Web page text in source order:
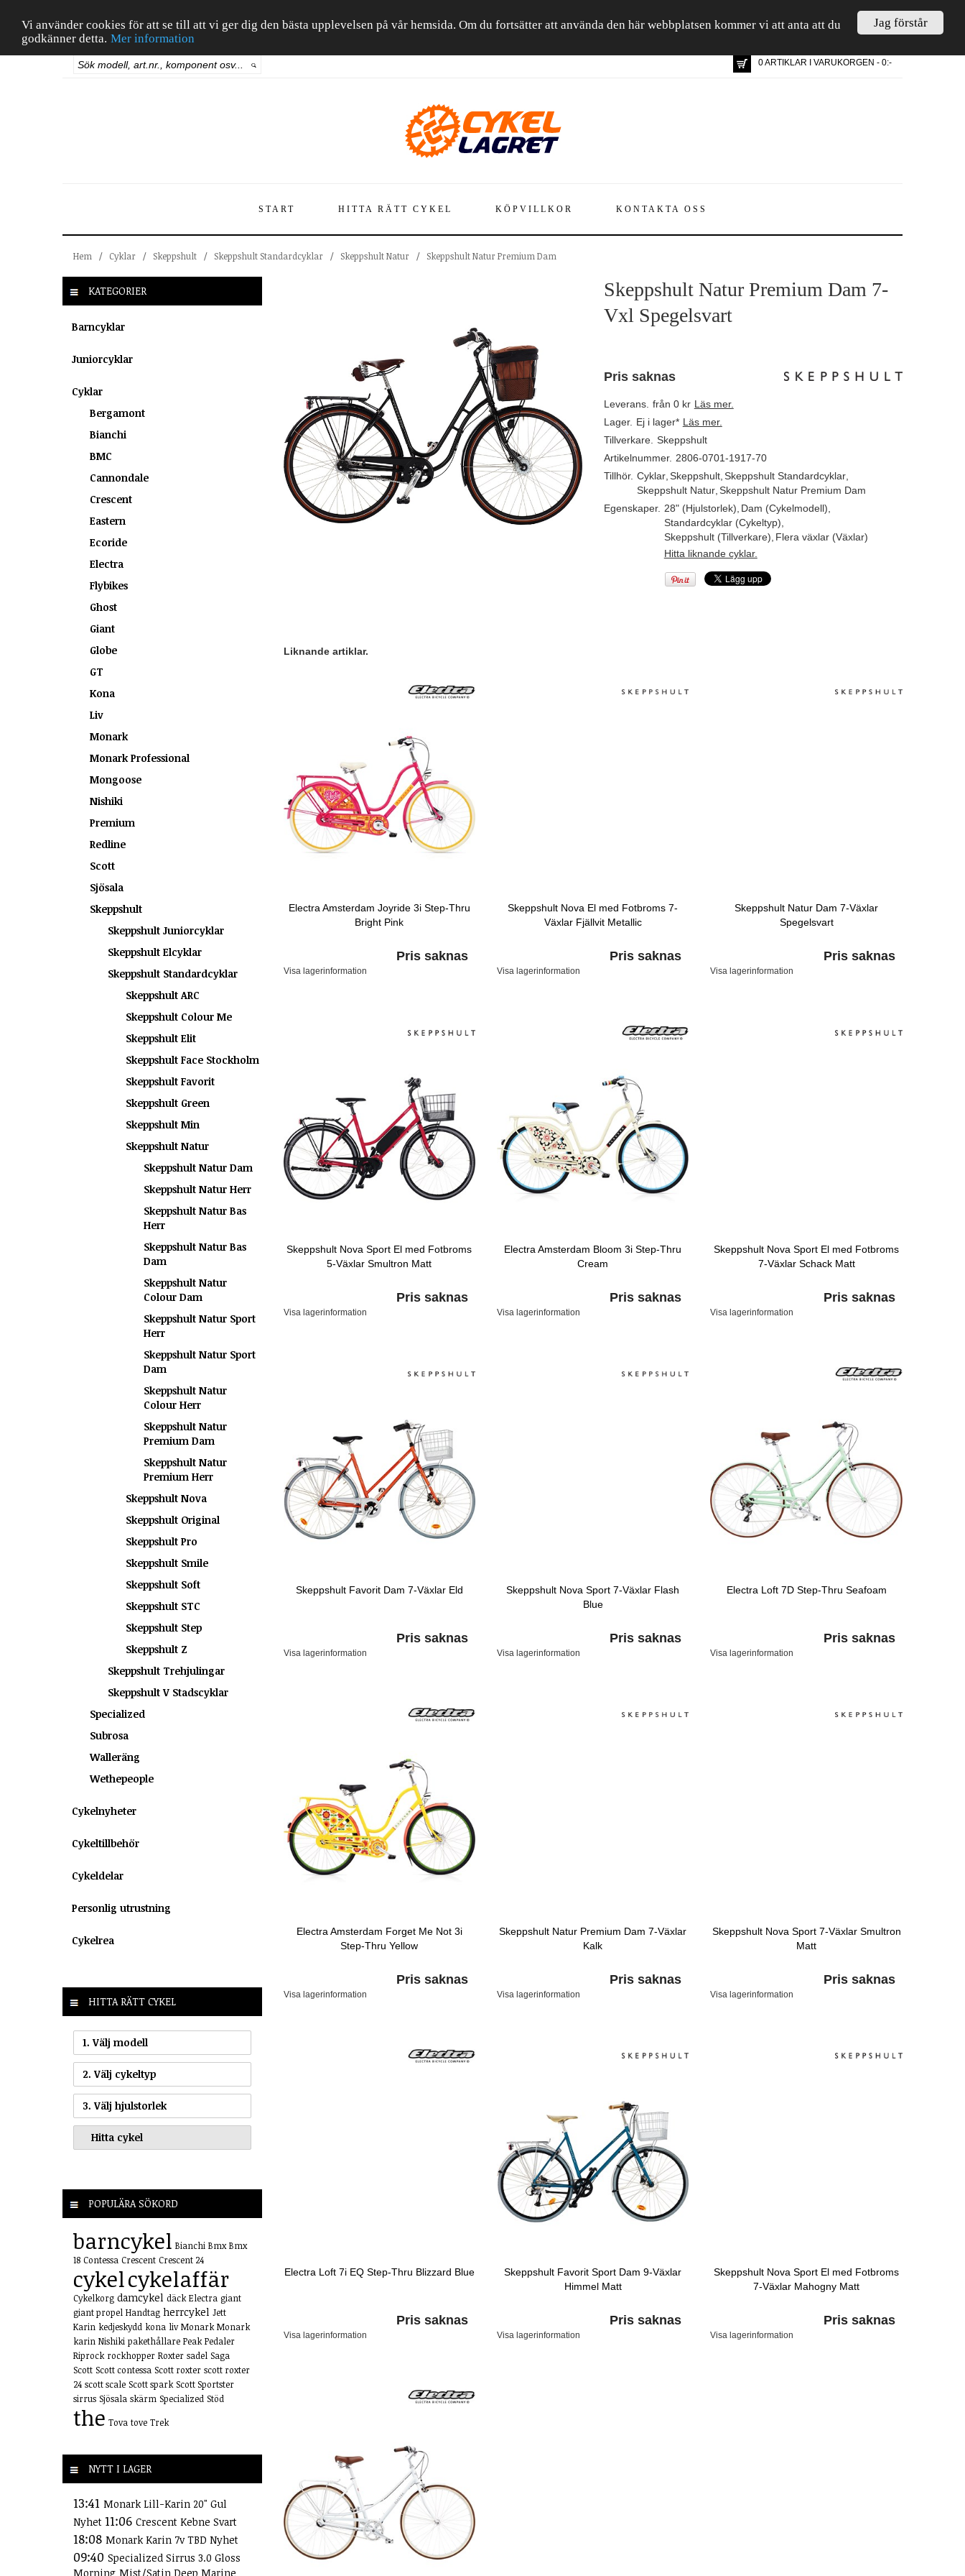
Jag förstår
Vi använder cookies för att se till att vi ger dig den bästa upplevelsen på vår hemsida. Om du fortsätter att använda den här webbplatsen kommer vi att anta att du
godkänner detta. Mer information
0 ARTIKLAR I VARUKORGEN - 0:-
START HITTA RÄTT CYKEL KÖPVILLKOR KONTAKTA OSS
Hem / Cyklar / Skeppshult / Skeppshult Standardcyklar / Skeppshult Natur / Skeppshult Natur Premium Dam
KATEGORIER
Barncyklar
Juniorcyklar
Cyklar
Bergamont
Bianchi
BMC
Cannondale
Crescent
Eastern
Ecoride
Electra
Flybikes
Ghost
Giant
Globe
GT
Kona
Liv
Monark
Monark Professional
Mongoose
Nishiki
Premium
Redline
Scott
Sjösala
Skeppshult
Skeppshult Juniorcyklar
Skeppshult Elcyklar
Skeppshult Standardcyklar
Skeppshult ARC
Skeppshult Colour Me
Skeppshult Elit
Skeppshult Face Stockholm
Skeppshult Favorit
Skeppshult Green
Skeppshult Min
Skeppshult Natur
Skeppshult Natur Dam
Skeppshult Natur Herr
Skeppshult Natur Bas
Herr
Skeppshult Natur Bas
Dam
Skeppshult Natur
Colour Dam
Skeppshult Natur Sport
Herr
Skeppshult Natur Sport
Dam
Skeppshult Natur
Colour Herr
Skeppshult Natur
Premium Dam
Skeppshult Natur
Premium Herr
Skeppshult Nova
Skeppshult Original
Skeppshult Pro
Skeppshult Smile
Skeppshult Soft
Skeppshult STC
Skeppshult Step
Skeppshult Z
Skeppshult Trehjulingar
Skeppshult V Stadscyklar
Specialized
Subrosa
Walleräng
Wethepeople
Cykelnyheter
Cykeltillbehör
Cykeldelar
Personlig utrustning
Cykelrea
HITTA RÄTT CYKEL
1. Välj modell
2. Välj cykeltyp
3. Välj hjulstorlek
POPULÄRA SÖKORD
barncykel Bianchi Bmx Bmx
18 Contessa Crescent Crescent 24
cykelcykelaffär
Cykelkorg damcykel däck Electra giant
giant propel Handtag herrcykel Jett
Karin kedjeskydd kona liv Monark Monark
karin Nishiki pakethållare Peak Pedaler
Riprock rockhopper Roxter sadel Saga
Scott Scott contessa Scott roxter scott roxter
24 scott scale Scott spark Scott Sportster
sirrus Sjösala skärm Specialized Stöd
the Tova tove Trek
NYTT I LAGER
13:41 Monark Lill-Karin 20" Gul
Nyhet 11:06 Crescent Kebne Svart
18:08 Monark Karin 7v TBD Nyhet
09:40 Specialized Sirrus 3.0 Gloss
Morning Mist/Satin Deep Marine
Skeppshult Natur Premium Dam 7-
Vxl Spegelsvart
Pris saknas
Leverans. från 0 kr Läs mer.
Lager. Ej i lager* Läs mer.
Tillverkare. Skeppshult
Artikelnummer. 2806-0701-1917-70
Tillhör. Cyklar, Skeppshult, Skeppshult Standardcyklar,
Skeppshult Natur, Skeppshult Natur Premium Dam
Egenskaper. 28" (Hjulstorlek) Dam (Cykelmodell)
Standardcyklar (Cykeltyp)
Skeppshult (Tillverkare) Flera växlar (Växlar)
Hitta liknande cyklar.
Liknande artiklar.
Electra Amsterdam Joyride 3i Step-Thru
Bright Pink
Pris saknas
Visa lagerinformation
Skeppshult Nova El med Fotbroms 7-
Växlar Fjällvit Metallic
Pris saknas
Visa lagerinformation
Skeppshult Natur Dam 7-Växlar
Spegelsvart
Pris saknas
Visa lagerinformation
Skeppshult Nova Sport El med Fotbroms
5-Växlar Smultron Matt
Pris saknas
Visa lagerinformation
Electra Amsterdam Bloom 3i Step-Thru
Cream
Pris saknas
Visa lagerinformation
Skeppshult Nova Sport El med Fotbroms
7-Växlar Schack Matt
Pris saknas
Visa lagerinformation
Skeppshult Favorit Dam 7-Växlar Eld
Pris saknas
Visa lagerinformation
Skeppshult Nova Sport 7-Växlar Flash
Blue
Pris saknas
Visa lagerinformation
Electra Loft 7D Step-Thru Seafoam
Pris saknas
Visa lagerinformation
Electra Amsterdam Forget Me Not 3i
Step-Thru Yellow
Pris saknas
Visa lagerinformation
Skeppshult Natur Premium Dam 7-Växlar
Kalk
Pris saknas
Visa lagerinformation
Skeppshult Nova Sport 7-Växlar Smultron
Matt
Pris saknas
Visa lagerinformation
Electra Loft 7i EQ Step-Thru Blizzard Blue
Pris saknas
Visa lagerinformation
Skeppshult Favorit Sport Dam 9-Växlar
Himmel Matt
Pris saknas
Visa lagerinformation
Skeppshult Nova Sport El med Fotbroms
7-Växlar Mahogny Matt
Pris saknas
Visa lagerinformation